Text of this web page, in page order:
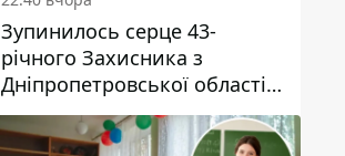
Зупинилось серце 43-
річного Захисника з
Дніпропетровської області
Євгена Зінченка